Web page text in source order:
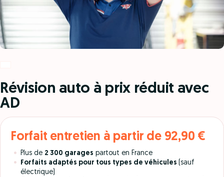
Révision auto à prix réduit avec
AD
Forfait entretien à partir de 92,90 €
Plus de 2 300 garages partout en France
Forfaits adaptés pour tous types de véhicules (sauf
électrique)